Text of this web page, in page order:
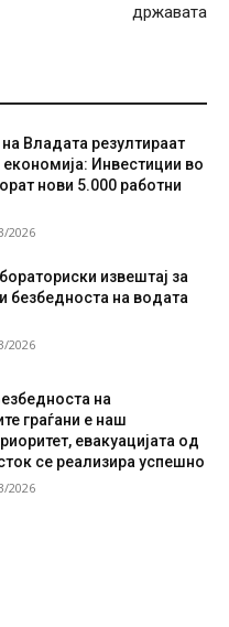
државата
Владата резултираат
економија: Инвестиции во
нови 5.000 работни
2026
извештај за
безбедноста на водата
2026
на
граѓани е наш
евакуацијата од
се реализира успешно
2026